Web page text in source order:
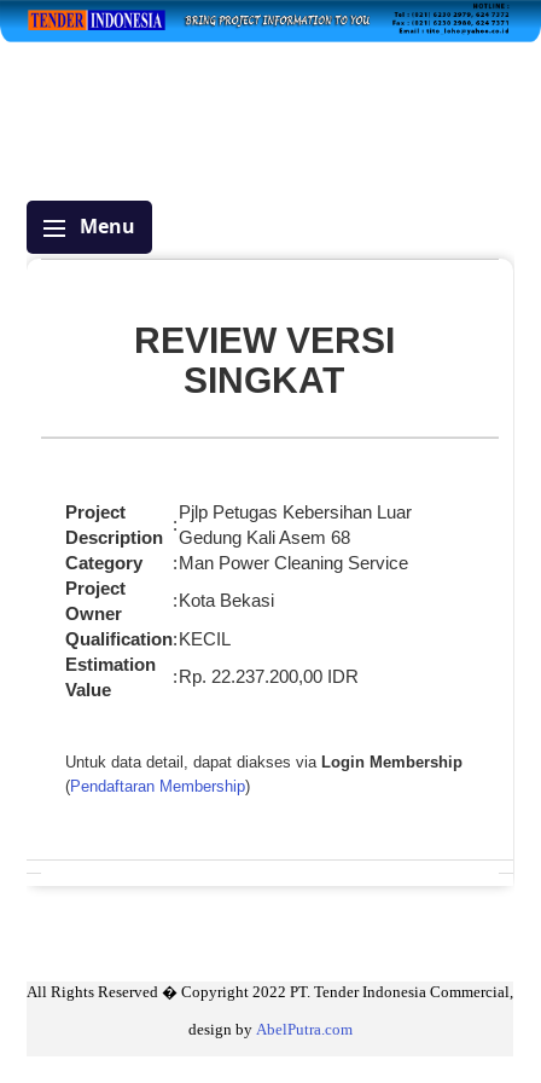
Menu
REVIEW VERSI
SINGKAT
Project
Description
:
Pjlp Petugas Kebersihan Luar
Gedung Kali Asem 68
Category
:Man Power Cleaning Service
Project
Owner
:Kota Bekasi
Qualification:KECIL
Estimation
Value
:Rp. 22.237.200,00 IDR
Untuk data detail, dapat diakses via Login Membership
(Pendaftaran Membership)
All Rights Reserved � Copyright 2022 PT. Tender Indonesia Commercial,
design by AbelPutra.com